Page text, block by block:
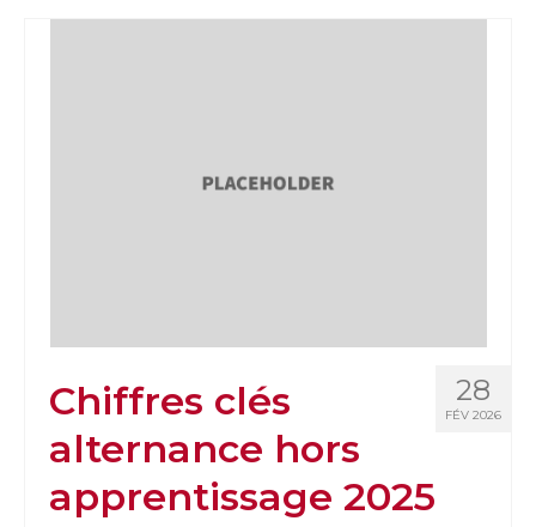
28
FÉV 2026
Chiffres clés
alternance hors
apprentissage 2025